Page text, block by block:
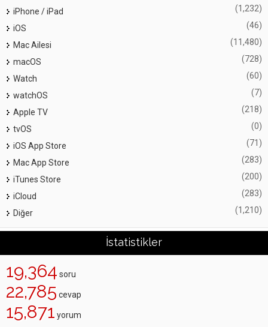
iPhone / iPad
(1,232)
iOS (46)
Mac Ailesi (11,480)
macOS (728)
Watch (60)
watchOS (7)
Apple TV (218)
tvOS (0)
iOS App Store (71)
Mac App Store (283)
iTunes Store (200)
iCloud (283)
Diğer (1,210)
İstatistikler
19,364 soru
22,785 cevap
15,871 yorum